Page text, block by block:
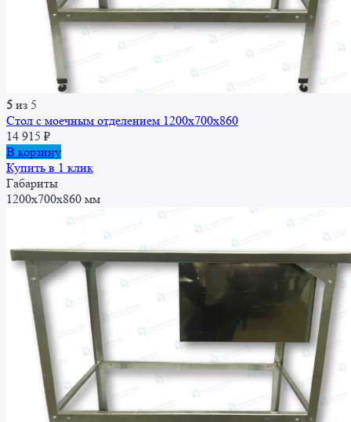
5 из 5
Стол с моечным отделением 1200x700x860
14 915 ₽
В корзину
Купить в 1 клик
Габариты
1200x700x860 мм